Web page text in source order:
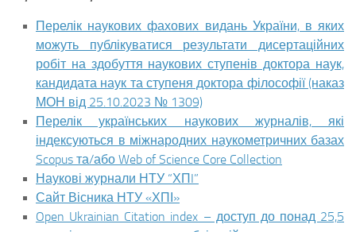
Перелік наукових фахових видань України, в яких
можуть публікуватися результати дисертаційних
робіт на здобуття наукових ступенів доктора наук,
кандидата наук та ступеня доктора філософії (наказ
МОН від 25.10.2023 № 1309)
Перелік українських наукових журналів, які
індексуються в міжнародних наукометричних базах
Scopus та/або Web of Science Core Collection
Наукові журнали НТУ “ХПI”
Сайт Вісника НТУ «ХПІ»
Open Ukrainian Citation index – доступ до понад 25,5